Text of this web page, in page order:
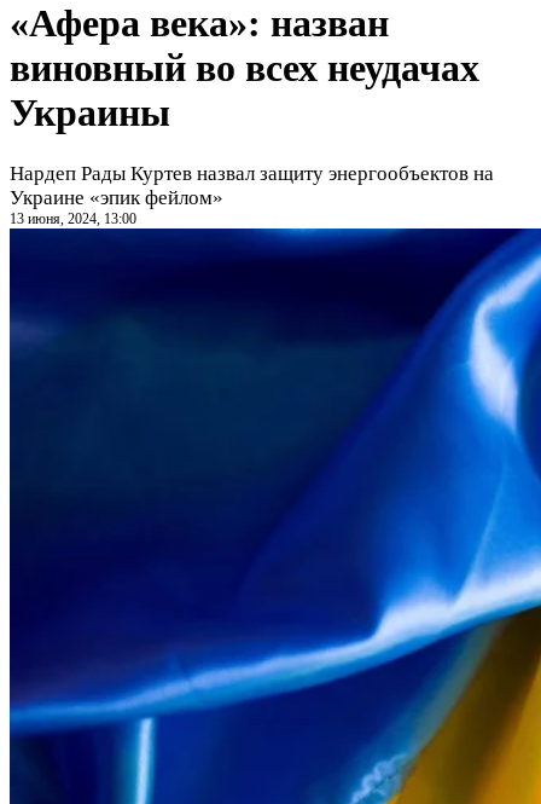
«Афера века»: назван
виновный во всех неудачах
Украины
Нардеп Рады Куртев назвал защиту энергообъектов на
Украине «эпик фейлом»
13 июня, 2024, 13:00